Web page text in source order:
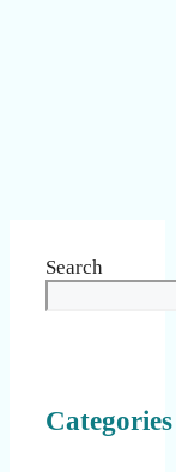
Search
Categories